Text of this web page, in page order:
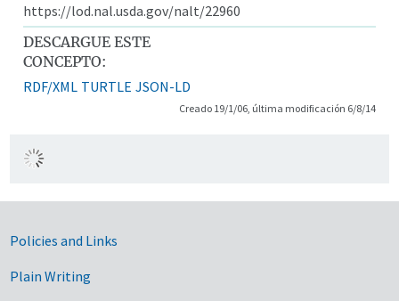
https://lod.nal.usda.gov/nalt/22960
DESCARGUE ESTE
CONCEPTO:
RDF/XML TURTLE JSON-LD
Creado 19/1/06, última modificación 6/8/14
Government Links
Policies and Links
Plain Writing